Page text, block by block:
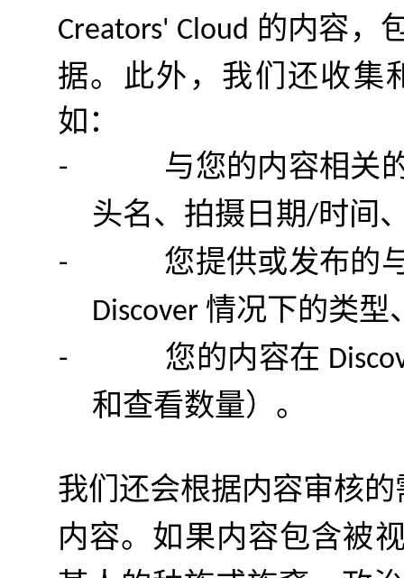
Creators' Cloud 的内容，
据。此外，我们还收集
如：
-
与您的内容相关
头名、拍摄日期/时间
- 您提供或发布的
Discover 情况下的类型
- 您的内容在
和查看数量）。
我们还会根据内容审核
内容。如果内容包含被